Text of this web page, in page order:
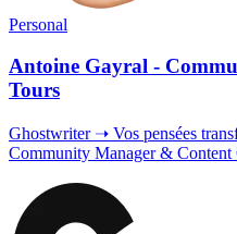
Personal
Antoine Gayral -
Tours
Ghostwriter ➝ Vos pensées
Community Manager & Content